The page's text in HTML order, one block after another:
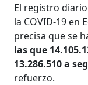
El registro
la COVID-19 en
precisa que se
las que
13.286.510 a
refuerzo.